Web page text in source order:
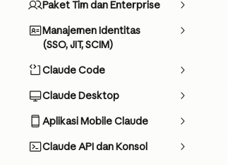
Paket Tim dan Enterprise
Manajemen Identitas
(SSO, JIT, SCIM)
Claude Code
Claude Desktop
Aplikasi Mobile Claude
Claude API dan Konsol